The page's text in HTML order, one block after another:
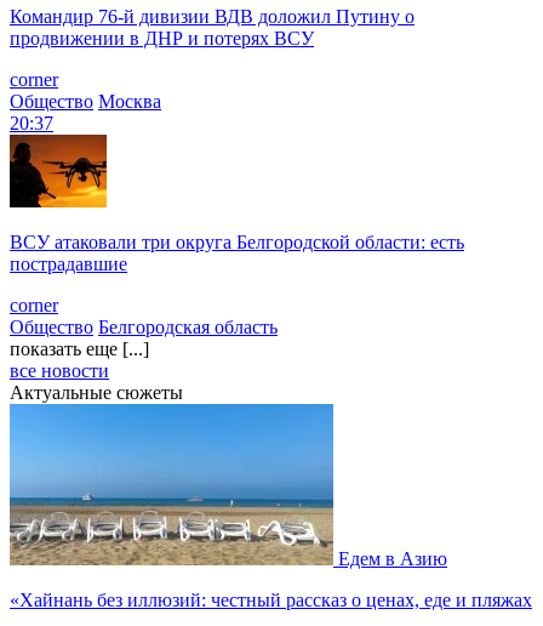
Командир 76-й дивизии ВДВ доложил Путину о
продвижении в ДНР и потерях ВСУ
corner
Общество Москва
20:37
ВСУ атаковали три округа Белгородской области: есть
пострадавшие
corner
Общество Белгородская область
показать еще [...]
все новости
Актуальные сюжеты
Едем в Азию
«Хайнань без иллюзий: честный рассказ о ценах, еде и пляжах